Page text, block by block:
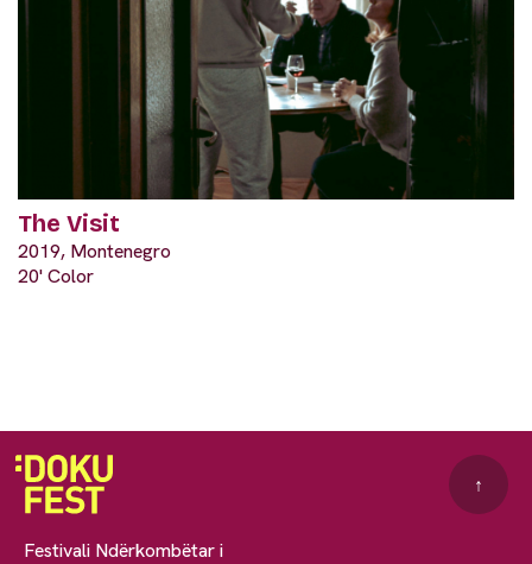
The Visit
2019, Montenegro
20' Color
Festivali Ndërkombëtar i
↑